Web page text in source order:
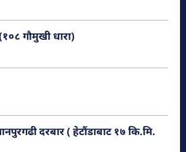
गौमुखी धारा)
दरबार ( हेटौंडाबाट १७ कि.मि.